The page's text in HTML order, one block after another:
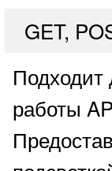
GET,
Подходит
работы